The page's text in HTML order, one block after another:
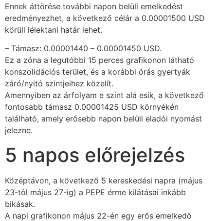
Ennek áttörése további napon belüli emelkedést
eredményezhet, a következő célár a 0.00001500 USD
körüli lélektani határ lehet.
– Támasz: 0.00001440 – 0.00001450 USD.
Ez a zóna a legutóbbi 15 perces grafikonon látható
konszolidációs terület, és a korábbi órás gyertyák
záró/nyitó szintjeihez közelít.
Amennyiben az árfolyam e szint alá esik, a következő
fontosabb támasz 0.00001425 USD környékén
található, amely erősebb napon belüli eladói nyomást
jelezne.
5 napos előrejelzés
Középtávon, a következő 5 kereskedési napra (május
23-tól május 27-ig) a PEPE érme kilátásai inkább
bikásak.
A napi grafikonon május 22-én egy erős emelkedő